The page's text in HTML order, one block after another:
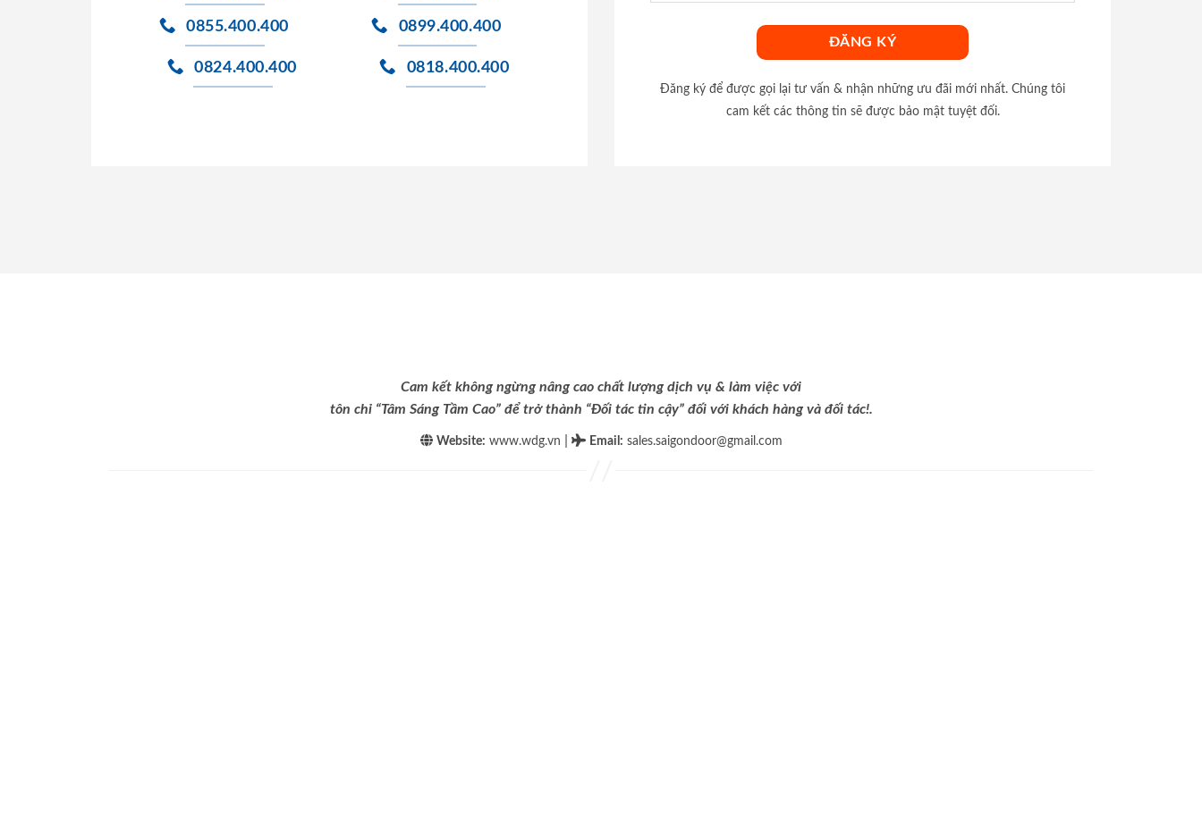
0855.400.400
0824.400.400
0899.400.400
0818.400.400
Đăng ký để được gọi lại tư vấn & nhận những ưu đãi mới nhất. Chúng tôi
cam kết các thông tin sẽ được bảo mật tuyệt đối.
Cam kết không ngừng nâng cao chất lượng dịch vụ & làm việc với
tôn chỉ “Tâm Sáng Tầm Cao” để trở thành “Đối tác tin cậy” đối với khách hàng và đối tác!.
Website: www.wdg.vn Email : sales.saigondoor@gmail.com